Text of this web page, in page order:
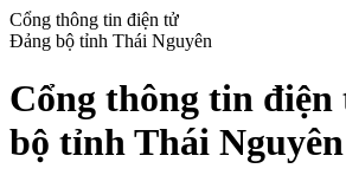
Cổng thông tin điện tử
Đảng bộ tỉnh Thái Nguyên
Cổng thông tin
bộ tỉnh Thái Nguyên